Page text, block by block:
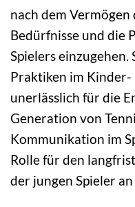
nach dem Vermögen
Bedürfnisse und die
Spielers einzugehen.
Praktiken im
unerlässlich für die
Generation von
Kommunikation im
Rolle für den
der jungen Spieler an